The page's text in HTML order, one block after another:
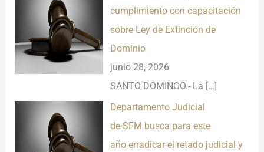
cumplimiento con capacitación
sobre Ley de Extinción de
Dominio
junio 28, 2026
SANTO DOMINGO.- La […]
Departamento Judicial
de SFM busca para este
año erradicar el retado judicial y